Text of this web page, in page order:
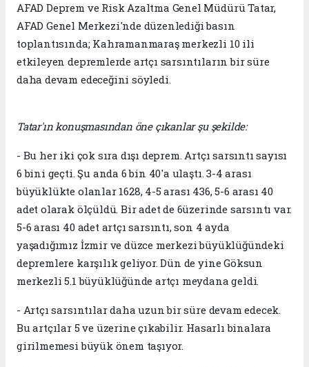
AFAD Deprem ve Risk Azaltma Genel Müdürü Tatar,
AFAD Genel Merkezi'nde düzenlediği basın
toplantısında; Kahramanmaraş merkezli 10 ili
etkileyen depremlerde artçı sarsıntıların bir süre
daha devam edeceğini söyledi.
Tatar'ın konuşmasından öne çıkanlar şu şekilde:
- Bu her iki çok sıra dışı deprem. Artçı sarsıntı sayısı
6 bini geçti. Şu anda 6 bin 40'a ulaştı. 3-4 arası
büyüklükte olanlar 1628, 4-5 arası 436, 5-6 arası 40
adet olarak ölçüldü. Bir adet de 6üzerinde sarsıntı var.
5-6 arası 40 adet artçı sarsıntı, son 4 ayda
yaşadığımız İzmir ve düzce merkezi büyüklüğündeki
depremlere karşılık geliyor. Dün de yine Göksun
merkezli 5.1 büyüklüğünde artçı meydana geldi.
- Artçı sarsıntılar daha uzun bir süre devam edecek.
Bu artçılar 5 ve üzerine çıkabilir. Hasarlı binalara
girilmemesi büyük önem taşıyor.